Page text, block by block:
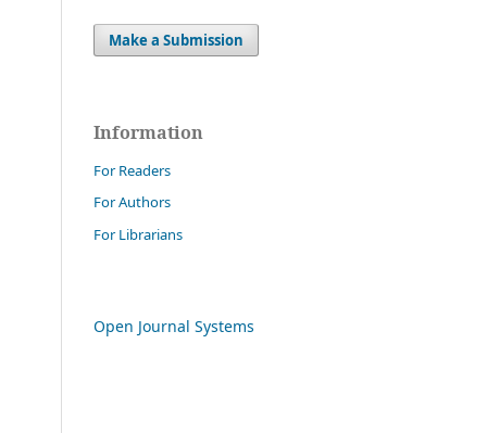
Make a Submission
Information
For Readers
For Authors
For Librarians
Open Journal Systems